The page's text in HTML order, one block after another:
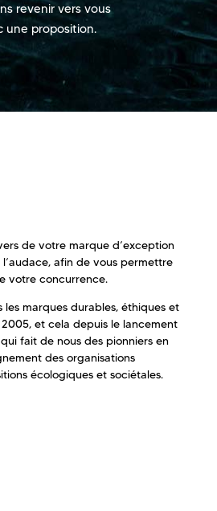
revenir vers vous
une proposition.
de votre marque d’exception
afin de vous permettre
votre concurrence.
les marques durables, éthiques et
et cela depuis le lancement
fait de nous des pionniers en
des organisations
écologiques et sociétales.